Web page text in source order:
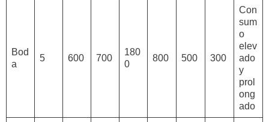
Bod
a
5 600 700
180
0
800 500 300
Con
sum
o
elev
ado
y
prol
ong
ado